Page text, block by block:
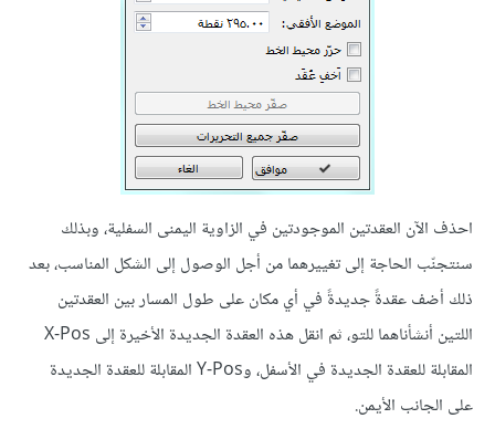
احذف الآن العقدتين الموجودتين في الزاوية اليمنى السفلية، وبذلك
سنتجنّب الحاجة إلى تغييرهما من أجل الوصول إلى الشكل المناسب، بعد
ذلك أضف عقدةً جديدةً في أي مكان على طول المسار بين العقدتين
اللتين أنشأناهما للتو، ثم انقل هذه العقدة الجديدة الأخيرة إلى X-Pos
المقابلة للعقدة الجديدة في الأسفل، وY-Pos المقابلة للعقدة الجديدة
على الجانب الأيمن.